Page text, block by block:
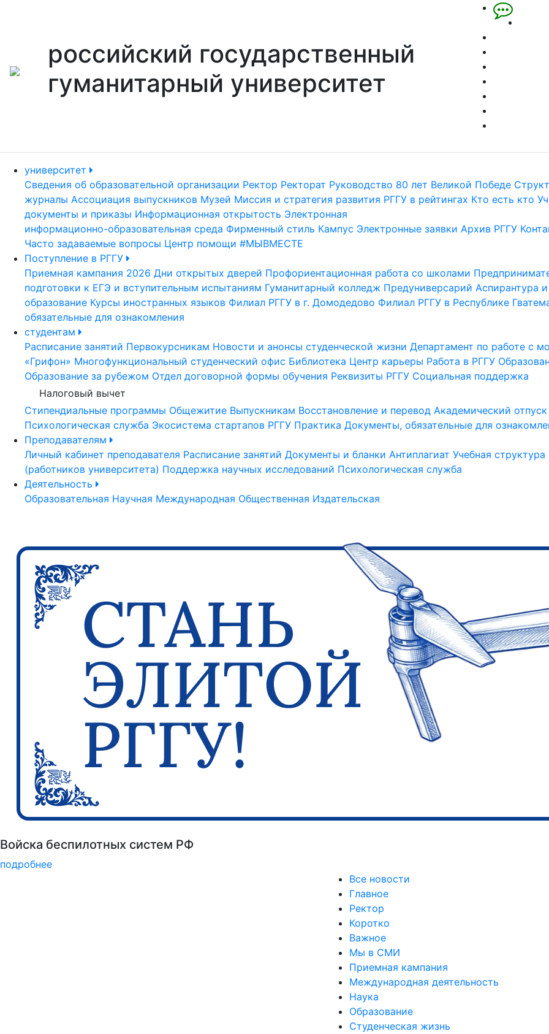
российский государственный
гуманитарный университет
университет
Сведения об образовательной организации Ректор Ректорат Руководство 80 лет Великой Победе
журналы Ассоциация выпускников Музей Миссия и стратегия развития РГГУ в рейтингах Кто есть кто
документы и приказы Информационная открытость Электронная
информационно-образовательная среда Фирменный стиль Кампус Электронные заявки Архив РГГУ
Часто задаваемые вопросы Центр помощи #МЫВМЕСТЕ
Поступление в РГГУ
Приемная кампания 2026 Дни открытых дверей Профориентационная работа со школами
подготовки к ЕГЭ и вступительным испытаниям Гуманитарный колледж Предуниверсарий Аспирантура
образование Курсы иностранных языков Филиал РГГУ в г. Домодедово Филиал РГГУ в Республике
обязательные для ознакомления
студентам
Расписание занятий Первокурсникам Новости и анонсы студенческой жизни Департамент по работе с
«Грифон» Многофункциональный студенческий офис Библиотека Центр карьеры Работа в РГГУ
Образование за рубежом Отдел договорной формы обучения Реквизиты РГГУ Социальная поддержка
Налоговый вычет
Стипендиальные программы Общежитие Выпускникам Восстановление и перевод Академический отпуск
Психологическая служба Экосистема стартапов РГГУ Практика Документы, обязательные для
Преподавателям
Личный кабинет преподавателя Расписание занятий Документы и бланки Антиплагиат Учебная структура
(работников университета) Поддержка научных исследований Психологическая служба
Деятельность
Образовательная Научная Международная Общественная Издательская
Previous
Все новости
Главное
Ректор
Коротко
Важное
Мы в СМИ
Приемная кампания
Международная деятельность
Наука
Образование
Студенческая жизнь